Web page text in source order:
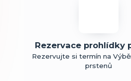
Rezervace prohlídky
Rezervujte si termín na
prstenů